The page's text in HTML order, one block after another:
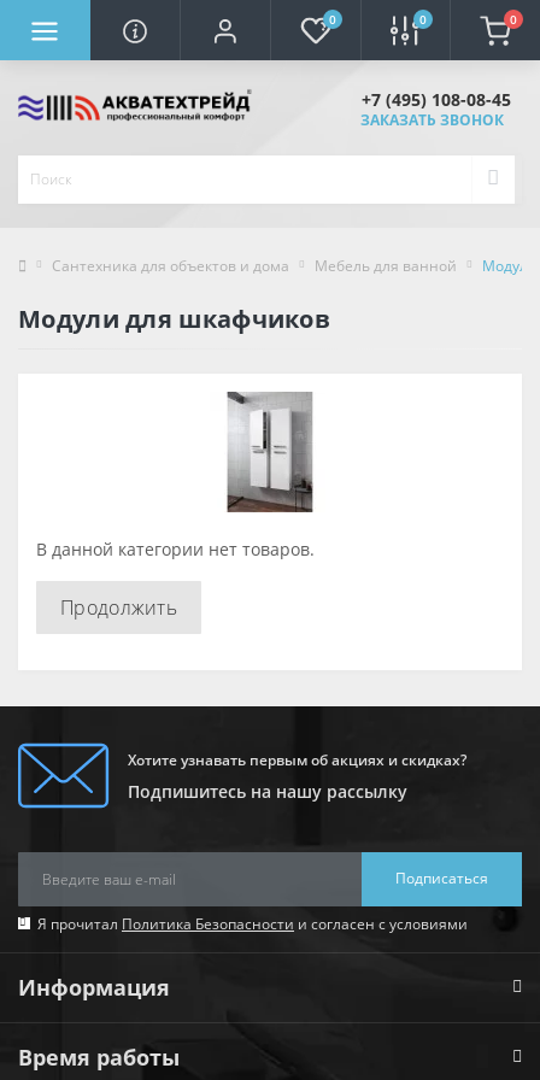
0 0 0
+7 (495) 108-08-45
ЗАКАЗАТЬ ЗВОНОК
Сантехника для объектов и дома Мебель для ванной
Модули для шкафчиков
В данной категории нет товаров.
Продолжить
Хотите узнавать первым об акциях и скидках?
Подпишитесь на нашу рассылку
Подписаться
Я прочитал Политика Безопасности и согласен с условиями
Информация
Время работы